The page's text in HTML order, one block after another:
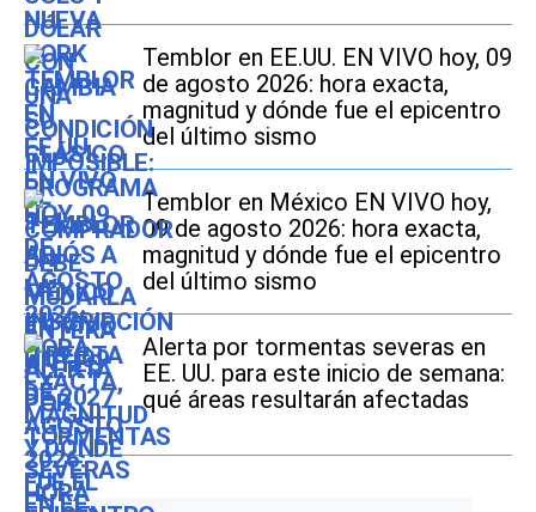
Temblor en EE.UU. EN VIVO hoy, 09
de agosto 2026: hora exacta,
magnitud y dónde fue el epicentro
del último sismo
Temblor en México EN VIVO hoy,
09 de agosto 2026: hora exacta,
magnitud y dónde fue el epicentro
del último sismo
Alerta por tormentas severas en
EE. UU. para este inicio de semana:
qué áreas resultarán afectadas